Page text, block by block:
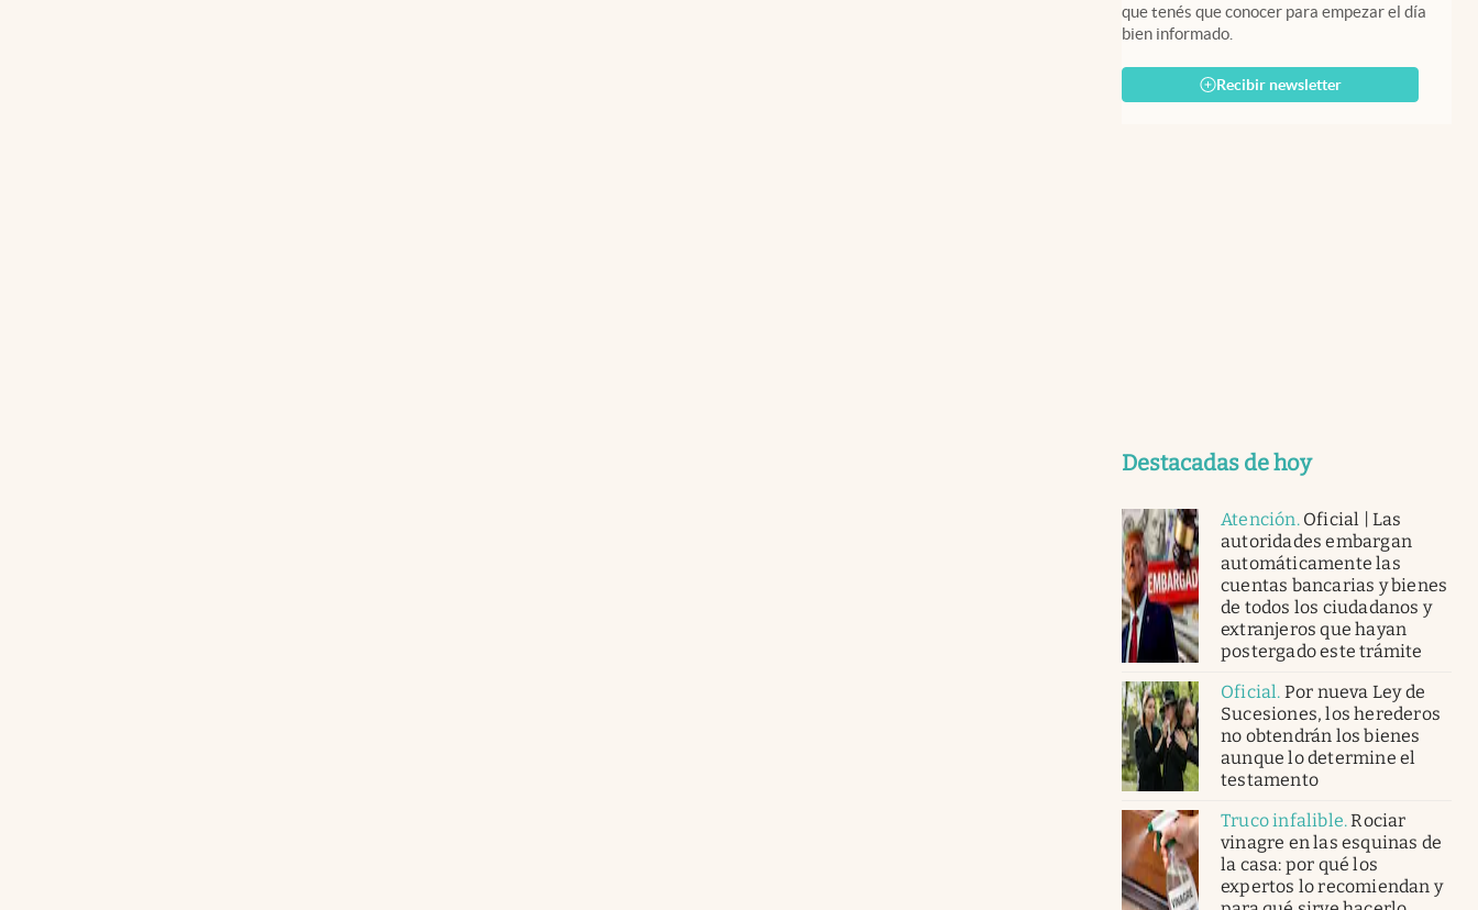
que tenés que conocer para empezar el día
bien informado.
Recibir newsletter
Destacadas de hoy
Atención. Oficial | Las
autoridades embargan
automáticamente las
cuentas bancarias y bienes
de todos los ciudadanos y
extranjeros que hayan
postergado este trámite
Oficial. Por nueva Ley de
Sucesiones, los herederos
no obtendrán los bienes
aunque lo determine el
testamento
Truco infalible.Rociar
vinagre en las esquinas de
la casa: por qué los
expertos lo recomiendan y